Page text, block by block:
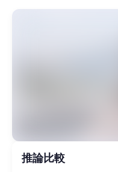
rvc, ダウンロード, 若い
推論比較